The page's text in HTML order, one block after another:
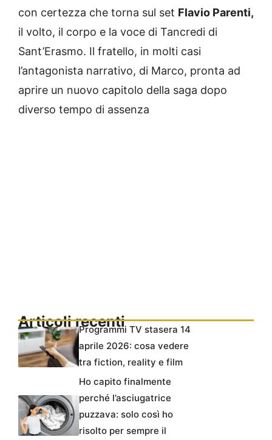
con certezza che torna sul set Flavio Parenti,
il volto, il corpo e la voce di Tancredi di
Sant’Erasmo. Il fratello, in molti casi
l’antagonista narrativo, di Marco, pronta ad
aprire un nuovo capitolo della saga dopo
diverso tempo di assenza
Articoli recentiProgrammi TV stasera 14
aprile 2026: cosa vedere
tra fiction, reality e film
Ho capito finalmente
perché l’asciugatrice
puzzava: solo così ho
risolto per sempre il